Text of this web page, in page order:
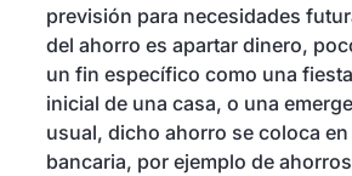
previsión para necesidades
del ahorro es apartar dinero,
un fin específico como una
inicial de una casa, o una
usual, dicho ahorro se coloca
bancaria, por ejemplo de